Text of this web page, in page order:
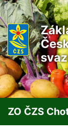
ZO ČZS